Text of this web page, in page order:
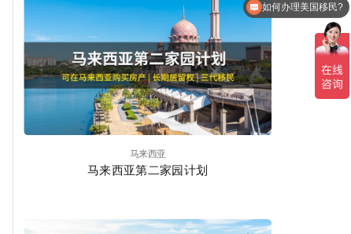
马来西亚
马来西亚第二家园计划
如何办理美国移民?